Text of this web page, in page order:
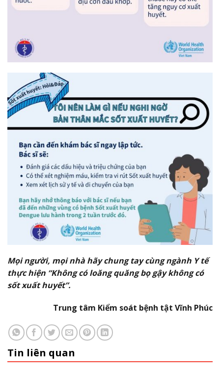
Mọi người, mọi nhà hãy chung tay cùng ngành Y tế
thực hiện “Không có loăng quăng bọ gậy không có
sốt xuất huyết”.
Trung tâm Kiểm soát bệnh tật Vĩnh Phúc
Tin liên quan